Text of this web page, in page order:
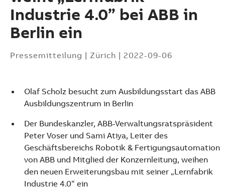
Industrie 4.0” bei ABB in
Berlin ein
Pressemitteilung | Zürich | 2022-09-06
Olaf Scholz besucht zum Ausbildungsstart das ABB
Ausbildungszentrum in Berlin
Der Bundeskanzler, ABB-Verwaltungsratspräsident
Peter Voser und Sami Atiya, Leiter des
Geschäftsbereichs Robotik & Fertigungsautomation
von ABB und Mitglied der Konzernleitung, weihen
den neuen Erweiterungsbau mit seiner „Lernfabrik
Industrie 4.0“ ein